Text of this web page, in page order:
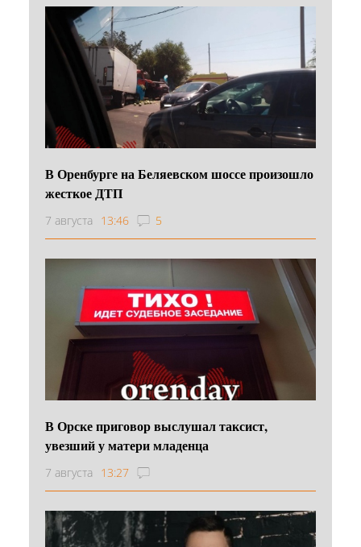
В Оренбурге на Беляевском шоссе произошло
жесткое ДТП
7 августа 13:46 5
В Орске приговор выслушал таксист,
увезший у матери младенца
7 августа 13:27